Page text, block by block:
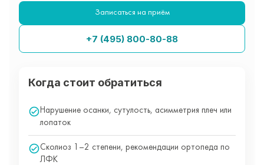
Записаться на приём
+7 (495) 800-80-88
Когда стоит обратиться
Нарушение осанки, сутулость, асимметрия плеч или
лопаток
Сколиоз 1–2 степени, рекомендации ортопеда по
ЛФК